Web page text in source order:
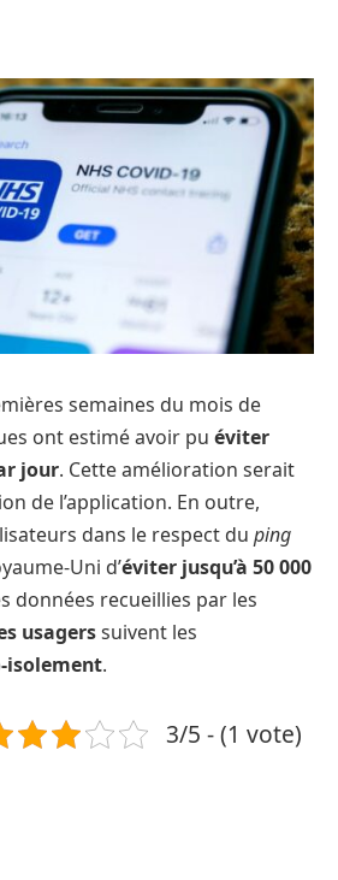
semaines du mois de
ont estimé avoir pu éviter
jour. Cette amélioration serait
de l’application. En outre,
dans le respect du ping
Uni d’éviter jusqu’à 50 000
données recueillies par les
usagerssuivent les
isolement.
3/5 - (1 vote)